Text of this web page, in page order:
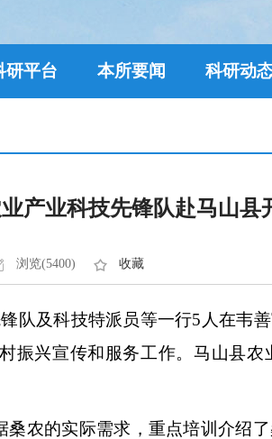
研平台 本所要闻 科研动
产业科技先锋队赴马山县
浏览(5400) 收藏
队及科技特派员等一行5人在韦
振兴宣传和服务工作。马山县
农的实际需求，重点培训介绍